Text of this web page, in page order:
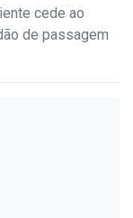
cede ao
de passagem